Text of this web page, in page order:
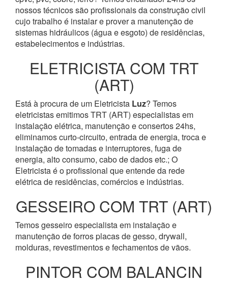
nossos técnicos são profissionais da construção civil
cujo trabalho é instalar e prover a manutenção de
sistemas hidráulicos (água e esgoto) de residências,
estabelecimentos e indústrias.
ELETRICISTA COM TRT
(ART)
Está à procura de um Eletricista Luz? Temos
eletricistas emitimos TRT (ART) especialistas em
instalação elétrica, manutenção e consertos 24hs,
eliminamos curto-circuito, entrada de energia, troca e
instalação de tomadas e interruptores, fuga de
energia, alto consumo, cabo de dados etc.; O
Eletricista é o profissional que entende da rede
elétrica de residências, comércios e indústrias.
GESSEIRO COM TRT (ART)
Temos gesseiro especialista em instalação e
manutenção de forros placas de gesso, drywall,
molduras, revestimentos e fechamentos de vãos.
PINTOR COM BALANCIN